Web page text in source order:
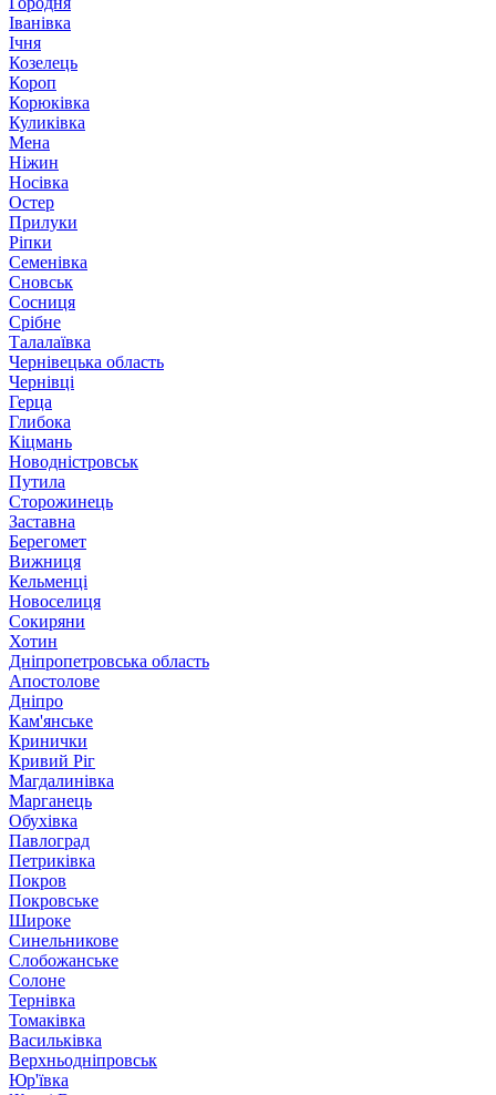
Іванівка
Ічня
Козелець
Короп
Корюківка
Куликівка
Мена
Ніжин
Носівка
Остер
Прилуки
Ріпки
Семенівка
Сновськ
Сосниця
Срібне
Талалаївка
Чернівецька область
Чернівці
Герца
Глибока
Кіцмань
Новодністровськ
Путила
Сторожинець
Заставна
Берегомет
Вижниця
Кельменці
Новоселиця
Сокиряни
Хотин
Дніпропетровська область
Апостолове
Дніпро
Кам'янське
Кринички
Кривий Ріг
Магдалинівка
Марганець
Обухівка
Павлоград
Петриківка
Покров
Покровське
Широке
Синельникове
Слобожанське
Солоне
Тернівка
Томаківка
Васильківка
Верхньодніпровськ
Юр'ївка